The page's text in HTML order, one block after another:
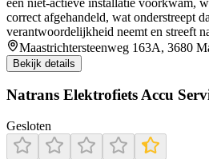
correct afgehandeld, wat onderstreept
verantwoordelijkheid neemt en streeft
Maastrichtersteenweg 163A, 3680
Bekijk details
Natrans Elektrofiets Accu
Gesloten